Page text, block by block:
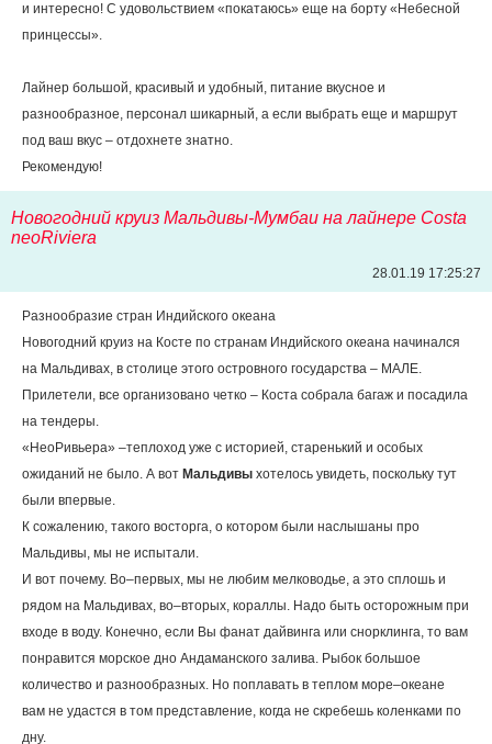
и интересно! С удовольствием «покатаюсь» еще на борту «Небесной
принцессы».
Лайнер большой, красивый и удобный, питание вкусное и
разнообразное, персонал шикарный, а если выбрать еще и маршрут
под ваш вкус – отдохнете знатно.
Рекомендую!
Новогодний круиз Мальдивы-Мумбаи на лайнере Costa
neoRiviera
28.01.19 17:25:27
Разнообразие стран Индийского океана
Новогодний круиз на Косте по странам Индийского океана начинался
на Мальдивах, в столице этого островного государства – МАЛЕ.
Прилетели, все организовано четко – Коста собрала багаж и посадила
на тендеры.
«НеоРивьера» –теплоход уже с историей, старенький и особых
ожиданий не было. А вот Мальдивы хотелось увидеть, поскольку тут
были впервые.
К сожалению, такого восторга, о котором были наслышаны про
Мальдивы, мы не испытали.
И вот почему. Во–первых, мы не любим мелководье, а это сплошь и
рядом на Мальдивах, во–вторых, кораллы. Надо быть осторожным при
входе в воду. Конечно, если Вы фанат дайвинга или снорклинга, то вам
понравится морское дно Андаманского залива. Рыбок большое
количество и разнообразных. Но поплавать в теплом море–океане
вам не удастся в том представление, когда не скребешь коленками по
дну.